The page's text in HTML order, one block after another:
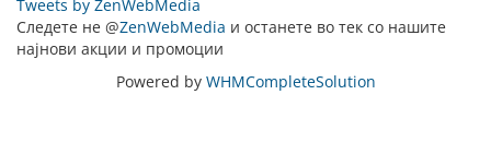
Tweets by ZenWebMedia
Следете не @ZenWebMedia и останете во тек со нашите
најнови акции и промоции
Powered by WHMCompleteSolution